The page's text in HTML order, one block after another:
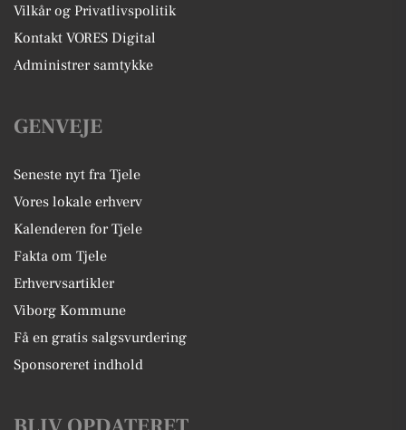
Vilkår og Privatlivspolitik
Kontakt VORES Digital
Administrer samtykke
GENVEJE
Seneste nyt fra Tjele
Vores lokale erhverv
Kalenderen for Tjele
Fakta om Tjele
Erhvervsartikler
Viborg Kommune
Få en gratis salgsvurdering
Sponsoreret indhold